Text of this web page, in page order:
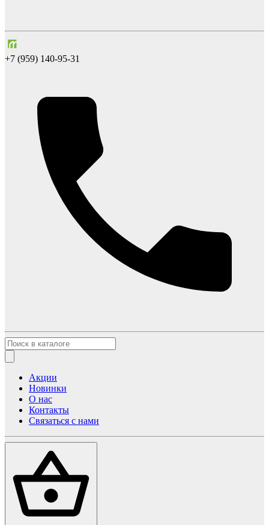
+7 (959) 140-95-31
Акции
Новинки
О нас
Контакты
Связаться с нами